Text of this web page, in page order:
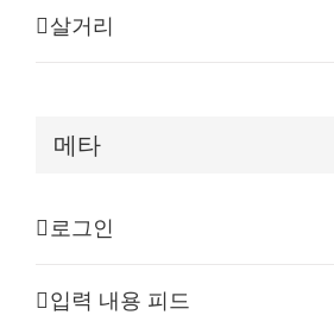
살거리
메타
로그인
입력 내용 피드